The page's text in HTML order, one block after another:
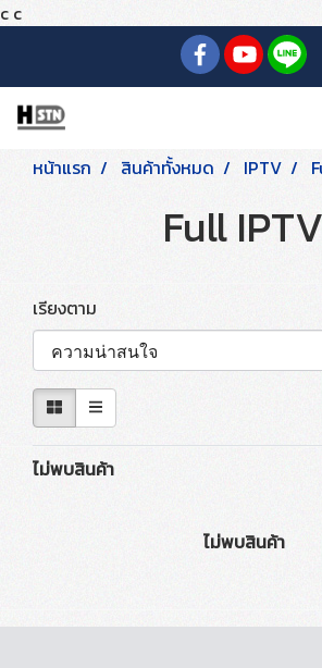
c c
หน้าแรก สินค้าทั้งหมด IPTV
Full IPTV
เรียงตาม
ไม่พบสินค้า
ไม่พบสินค้า